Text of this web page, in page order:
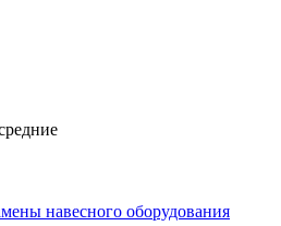
навесного оборудования